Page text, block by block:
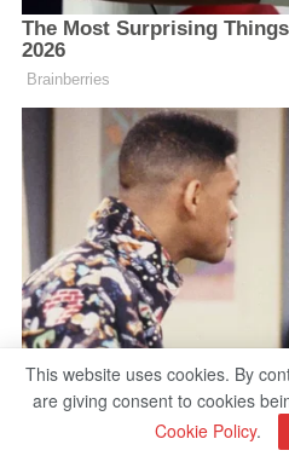
This website uses cookies. By
are giving consent to cookies
Cookie Policy.